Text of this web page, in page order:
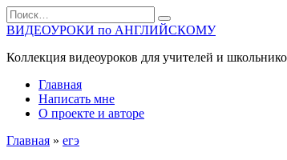
Перейти
к
содержанию
Search
for:
ВИДЕОУРОКИ по АНГЛИЙСКОМУ
Коллекция видеоуроков для учителей и
Главная
Написать мне
О проекте и авторе
Главная » егэ